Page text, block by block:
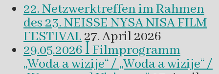
22. Netzwerktreffen im Rahmen
des 23. NEISSE NYSA NISA FILM
FESTIVAL27. April 2026
29.05.2026 ꟾ Filmprogramm
„Woda a wizije“ / „Woda a wizije“ /